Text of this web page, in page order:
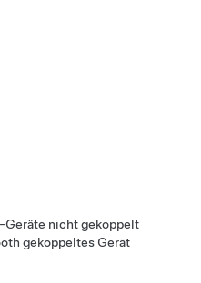
Geräte nicht gekoppelt
gekoppeltes Gerät